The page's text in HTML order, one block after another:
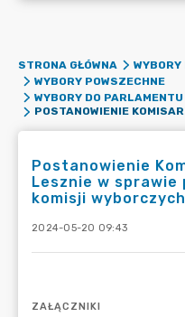
STRONA GŁÓWNA
WYBORY POWSZECHNE
WYBORY DO
Postanowienie
Lesznie w sprawie
komisji wyborczych
2024-05-20 09:43
ZAŁĄCZNIKI